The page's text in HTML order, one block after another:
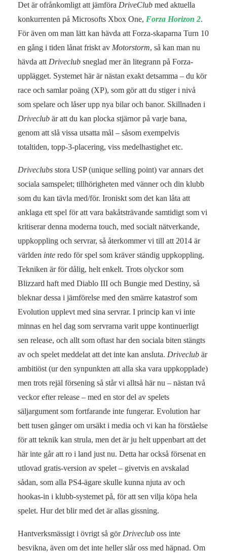
Det är ofrånkomligt att jämföra DriveClub med aktuella
konkurrenten på Microsofts Xbox One, Forza Horizon 2.
För även om man lätt kan hävda att Forza-skaparna Turn 10
en gång i tiden lånat friskt av Motorstorm, så kan man nu
hävda att Driveclub sneglad mer än litegrann på Forza-
upplägget. Systemet här är nästan exakt detsamma – du kör
race och samlar poäng (XP), som gör att du stiger i nivå
som spelare och låser upp nya bilar och banor. Skillnaden i
Driveclub är att du kan plocka stjärnor på varje bana,
genom att slå vissa utsatta mål – såsom exempelvis
totaltiden, topp-3-placering, viss medelhastighet etc.
Driveclubs stora USP (unique selling point) var annars det
sociala samspelet; tillhörigheten med vänner och din klubb
som du kan tävla med/för. Ironiskt som det kan låta att
anklaga ett spel för att vara bakåtsträvande samtidigt som vi
kritiserar denna moderna touch, med socialt nätverkande,
uppkoppling och servrar, så återkommer vi till att 2014 är
världen inte redo för spel som kräver ständig uppkoppling.
Tekniken är för dålig, helt enkelt. Trots olyckor som
Blizzard haft med Diablo III och Bungie med Destiny, så
bleknar dessa i jämförelse med den smärre katastrof som
Evolution upplevt med sina servrar. I princip kan vi inte
minnas en hel dag som servrarna varit uppe kontinuerligt
sen release, och allt som oftast har den sociala biten stängts
av och spelet meddelat att det inte kan ansluta. Driveclub är
ambitiöst (ur den synpunkten att alla ska vara uppkopplade)
men trots rejäl försening så står vi alltså här nu – nästan två
veckor efter release – med en stor del av spelets
säljargument som fortfarande inte fungerar. Evolution har
bett tusen gånger om ursäkt i media och vi kan ha förståelse
för att teknik kan strula, men det är ju helt uppenbart att det
här inte går att ro i land just nu. Detta har också försenat en
utlovad gratis-version av spelet – givetvis en avskalad
sådan, som alla PS4-ägare skulle kunna njuta av och
hookas-in i klubb-systemet på, för att sen vilja köpa hela
spelet. Hur det blir med det är allas gissning.
Hantverksmässigt i övrigt så gör Driveclub oss inte
besvikna, även om det inte heller slår oss med häpnad. Om